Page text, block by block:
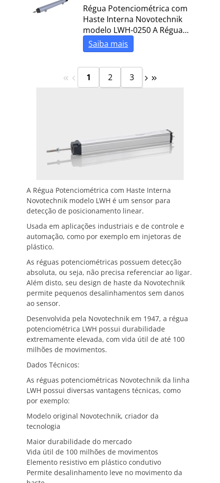
Régua Potenciométrica com
Haste Interna Novotechnik
modelo LWH-0250 A Régua…
Saiba mais
1 2 3
A Régua Potenciométrica com Haste Interna
Novotechnik modelo LWH é um sensor para
detecção de posicionamento linear.
Usada em aplicações industriais e de controle e
automação, como por exemplo em injetoras de
plástico.
As réguas potenciométricas possuem detecção
absoluta, ou seja, não precisa referenciar ao ligar.
Além disto, seu design de haste da Novotechnik
permite pequenos desalinhamentos sem danos
ao sensor.
Desenvolvida pela Novotechnik em 1947, a régua
potenciométrica LWH possui durabilidade
extremamente elevada, com vida útil de até 100
milhões de movimentos.
Dados Técnicos:
As réguas potenciométricas Novotechnik da linha
LWH possui diversas vantagens técnicas, como
por exemplo:
Modelo original Novotechnik, criador da
tecnologia
Maior durabilidade do mercado
Vida útil de 100 milhões de movimentos
Elemento resistivo em plástico condutivo
Permite desalinhamento leve no movimento da